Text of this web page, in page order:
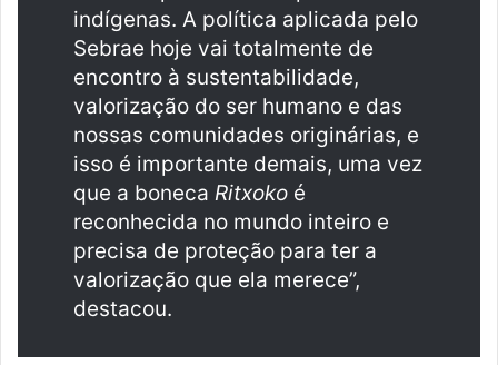
indígenas. A política aplicada pelo
Sebrae hoje vai totalmente de
encontro à sustentabilidade,
valorização do ser humano e das
nossas comunidades originárias, e
isso é importante demais, uma vez
que a boneca Ritxoko é
reconhecida no mundo inteiro e
precisa de proteção para ter a
valorização que ela merece”,
destacou.